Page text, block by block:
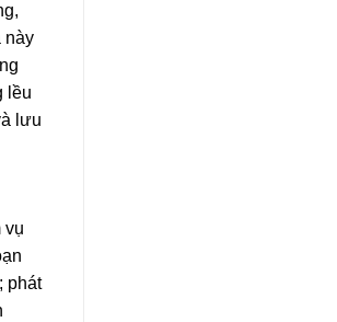
này
lều
lưu
vụ
phát